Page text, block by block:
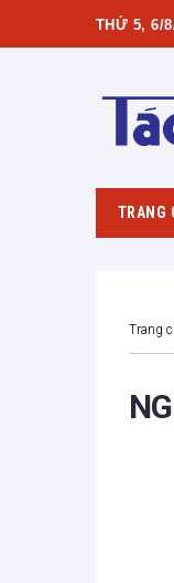
THỨ 5, 6/
TRANG
Trang